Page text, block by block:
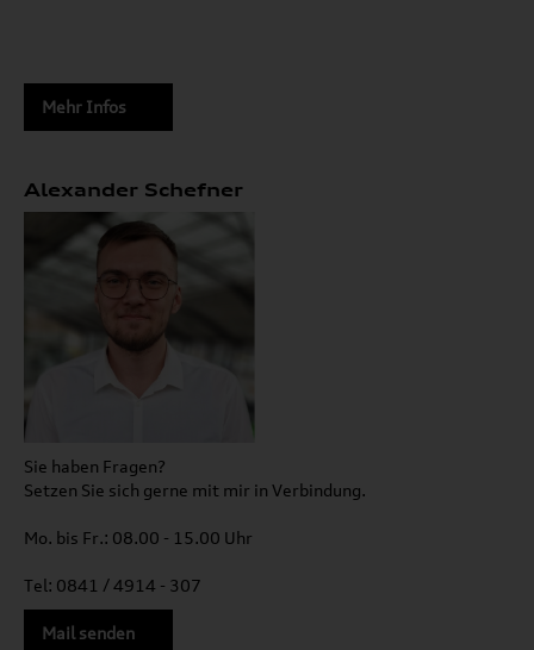
Mehr Infos
Alexander Schefner
Sie haben Fragen?
Setzen Sie sich gerne mit mir in Verbindung.
Mo. bis Fr.: 08.00 - 15.00 Uhr
Tel: 0841 / 4914 - 307
Mail senden